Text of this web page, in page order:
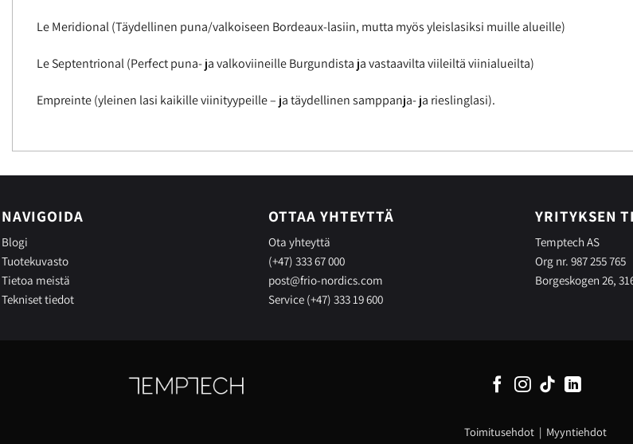
Le Meridional (Täydellinen puna/valkoiseen Bordeaux-lasiin, mutta myös yleislasiksi muille alueille)
Le Septentrional (Perfect puna- ja valkoviineille Burgundista ja vastaavilta viileiltä viinialueilta)
Empreinte (yleinen lasi kaikille viinityypeille – ja täydellinen samppanja- ja rieslinglasi).
NAVIGOIDA
Blogi
Tuotekuvasto
Tietoa meistä
Tekniset tiedot
OTTAA YHTEYTTÄ
Ota yhteyttä
(+47) 333 67 000
post@frio-nordics.com
Service (+47) 333 19 600
YRITYKSEN
Temptech AS
Org nr. 987 255 765
Borgeskogen 26,
Toimitusehdot| Myyntiehdot